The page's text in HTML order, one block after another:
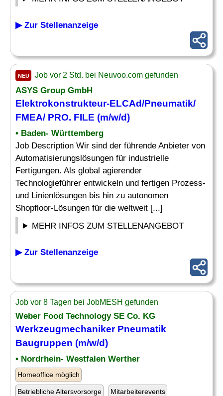
▶ Zur Stellenanzeige
NEU Job vor 2 Std. bei Neuvoo.com gefunden
ASYS Group GmbH
Elektrokonstrukteur-ELCAd/Pneumatik/
FMEA/ PRO. FILE (m/w/d)
• Baden- Württemberg
Job Description Wir sind der führende Anbieter von
Automatisierungslösungen für industrielle
Fertigungen. Als global agierender
Technologieführer entwickeln und fertigen Prozess-
und Linienlösungen bis hin zu autonomen
Shopfloor-Lösungen für die weltweit [...]
MEHR INFOS ZUM STELLENANGEBOT
▶ Zur Stellenanzeige
Job vor 8 Tagen bei JobMESH gefunden
Weber Food Technology SE Co. KG
Werkzeugmechaniker Pneumatik
Baugruppen (m/w/d)
• Nordrhein- Westfalen Werther
Homeoffice möglich
Betriebliche Altersvorsorge Mitarbeiterevents